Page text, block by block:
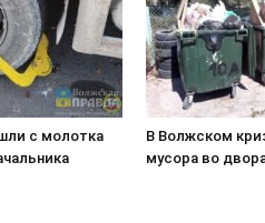
с молотка
В Волжском
мусора во